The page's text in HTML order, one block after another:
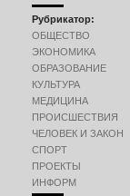
Рубрикатор:
ОБЩЕСТВО
ЭКОНОМИКА
ОБРАЗОВАНИЕ
КУЛЬТУРА
МЕДИЦИНА
ПРОИСШЕСТВИЯ
ЧЕЛОВЕК И ЗАКОН
СПОРТ
ПРОЕКТЫ
ИНФОРМ